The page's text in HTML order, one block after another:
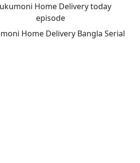
Home Delivery today
episode
Home Delivery Bangla Serial